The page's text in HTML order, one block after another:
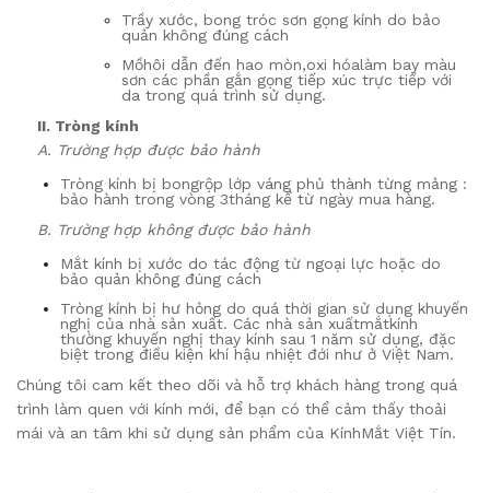
Trầy xước, bong tróc sơn gọng kính do bảo
quản không đúng cách
Mồhôi dẫn đến hao mòn,oxi hóalàm bay màu
sơn các phần gắn gọng tiếp xúc trực tiếp với
da trong quá trình sử dụng.
II. Tròng kính
A. Trường hợp được bảo hành
Tròng kính bị bongrộp lớp váng phủ thành từng mảng :
bảo hành trong vòng 3tháng kể từ ngày mua hàng.
B. Trường hợp không được bảo hành
Mắt kính bị xước do tác động từ ngoại lực hoặc do
bảo quản không đúng cách
Tròng kính bị hư hỏng do quá thời gian sử dụng khuyến
nghị của nhà sản xuất. Các nhà sản xuấtmắtkính
thường khuyến nghị thay kính sau 1 năm sử dụng, đặc
biệt trong điều kiện khí hậu nhiệt đới như ở Việt Nam.
Chúng tôi cam kết theo dõi và hỗ trợ khách hàng trong quá
trình làm quen với kính mới, để bạn có thể cảm thấy thoải
mái và an tâm khi sử dụng sản phẩm của KínhMắt Việt Tín.